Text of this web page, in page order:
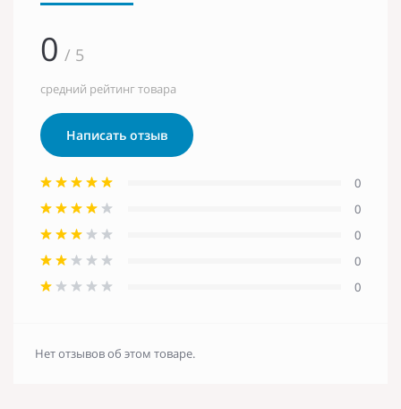
0 / 5
средний рейтинг товара
Написать отзыв
0
0
0
0
0
Нет отзывов об этом товаре.